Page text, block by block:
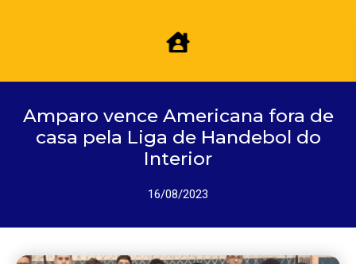
Amparo vence Americana fora de
casa pela Liga de Handebol do
Interior
16/08/2023